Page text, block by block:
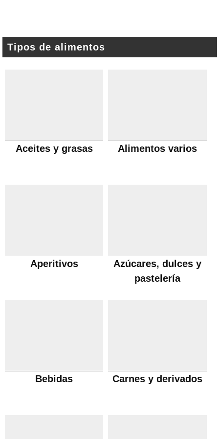
Tipos de alimentos
Aceites y grasas Alimentos varios
Aperitivos
Azúcares, dulces y
pastelería
Bebidas Carnes y derivados